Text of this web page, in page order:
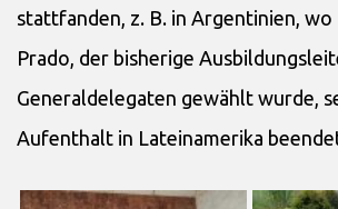
stattfanden, z. B. in Argentinien, wo
Prado, der bisherige
Generaldelegaten gewählt wurde,
Aufenthalt in Lateinamerika